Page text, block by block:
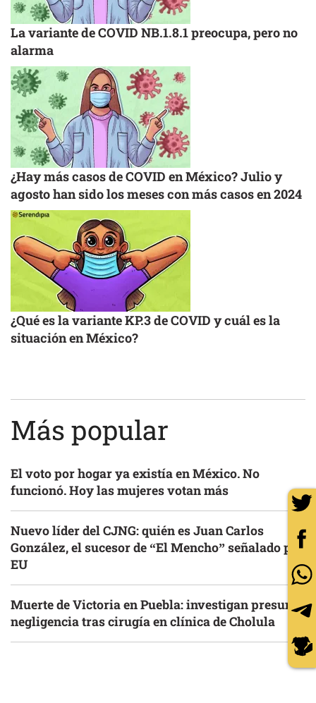
La variante de COVID NB.1.8.1 preocupa, pero no
alarma
¿Hay más casos de COVID en México? Julio y
agosto han sido los meses con más casos en 2024
¿Qué es la variante KP.3 de COVID y cuál es la
situación en México?
Más popular
El voto por hogar ya existía en México. No
funcionó. Hoy las mujeres votan más
Nuevo líder del CJNG: quién es Juan Carlos
González, el sucesor de “El Mencho” señalado por
EU
Muerte de Victoria en Puebla: investigan presunta
negligencia tras cirugía en clínica de Cholula